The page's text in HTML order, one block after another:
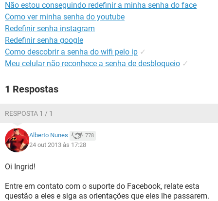
Não estou conseguindo redefinir a minha senha do face
Como ver minha senha do youtube
Redefinir senha instagram
Redefinir senha google
Como descobrir a senha do wifi pelo ip ✓
Meu celular não reconhece a senha de desbloqueio ✓
1 Respostas
RESPOSTA 1 / 1
Alberto Nunes 778
24 out 2013 às 17:28
Oi Ingrid!
Entre em contato com o suporte do Facebook, relate esta
questão a eles e siga as orientações que eles lhe passarem.